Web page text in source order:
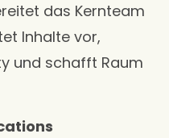
das Kernteam
Inhalte vor,
und schafft Raum